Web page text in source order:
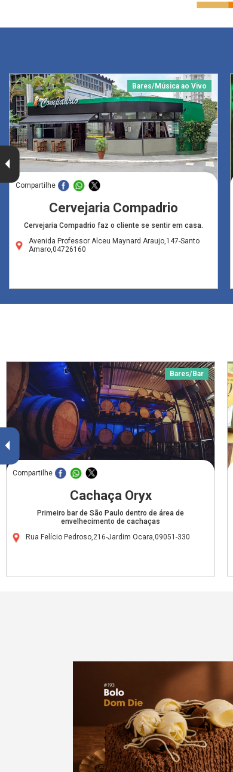
Bares/Música ao Vivo
Compartilhe
Cervejaria Compadrio
Cervejaria Compadrio faz o cliente se sentir em casa.
Avenida Professor Alceu Maynard Araujo,147-Santo
Amaro,04726160
Bares/Bar
Compartilhe
Cachaça Oryx
Primeiro bar de São Paulo dentro de área de
envelhecimento de cachaças
Rua Felício Pedroso,216-Jardim Ocara,09051-330